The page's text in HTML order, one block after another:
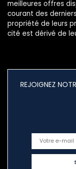
meilleures offres
courant des
propriété de leurs
cité est dérivé de
REJOIGNEZ